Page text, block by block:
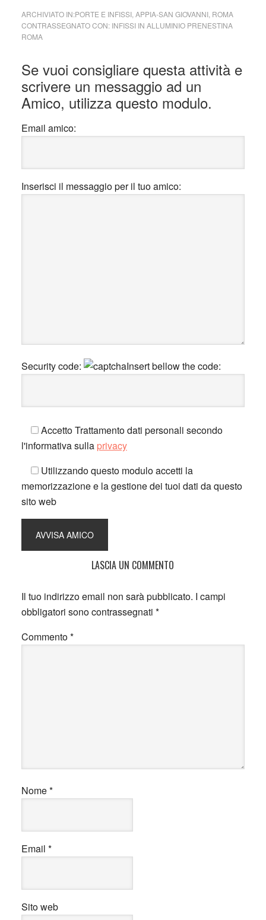
ARCHIVIATO IN:PORTE E INFISSI, APPIA-SAN GIOVANNI, ROMA
CONTRASSEGNATO CON: INFISSI IN ALLUMINIO PRENESTINA
ROMA
Interazioni
del
lettore
Se vuoi consigliare questa attività e
scrivere un messaggio ad un
Amico, utilizza questo modulo.
Email amico:
Inserisci il messaggio per il tuo amico:
Security code: Insert bellow the code:
Accetto Trattamento dati personali secondo
l'informativa sulla privacy
Utilizzando questo modulo accetti la
memorizzazione e la gestione dei tuoi dati da questo
sito web
LASCIA UN COMMENTO
Il tuo indirizzo email non sarà pubblicato. I campi
obbligatori sono contrassegnati *
Commento*
Nome*
Email *
Sito web